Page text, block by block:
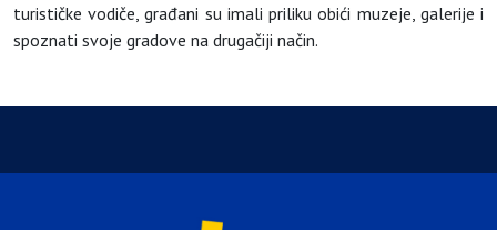
turističke vodiče, građani su imali priliku obići muzeje, galerije i
spoznati svoje gradove na drugačiji način.